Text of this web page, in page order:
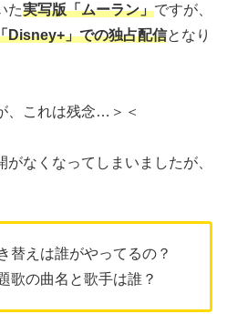
た実写版「ムーラン」ですが、
Disney+」での独占配信となり
、これは残念…＞＜
なくなってしまいましたが、
替えは誰がやってるの？
歌の曲名と歌手は誰？